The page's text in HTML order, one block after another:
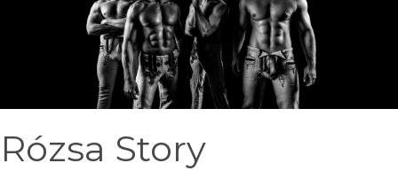
Rózsa Story